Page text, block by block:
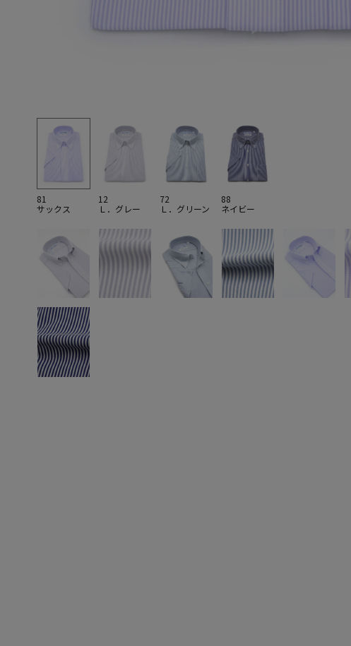
81
サックス
12
Ｌ．グレー
72
Ｌ．グリーン
88
ネイビー